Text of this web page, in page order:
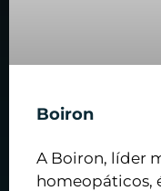
Boiron
A Boiron, líder
homeopáticos,